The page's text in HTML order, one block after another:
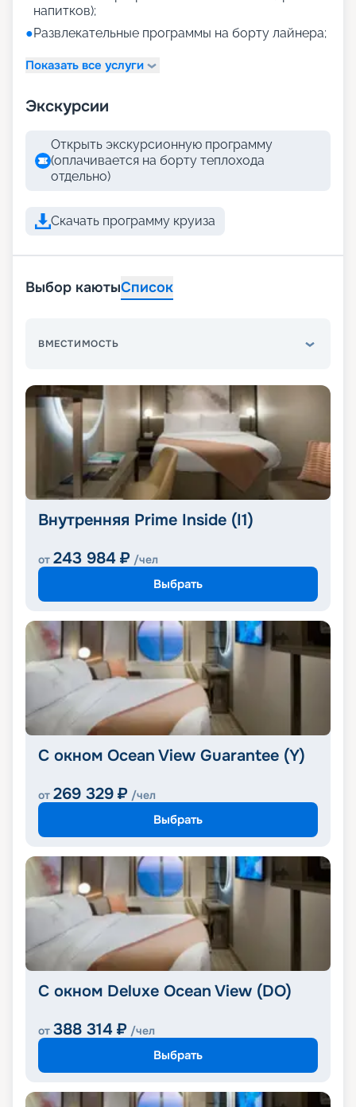
напитков);
●Развлекательные программы на борту лайнера;
Показать все услуги
Экскурсии
Открыть экскурсионную программу
(оплачивается на борту теплохода
отдельно)
Скачать программу круиза
Выбор каютыСписок
ВМЕСТИМОСТЬ
Внутренняя Prime Inside (I1)
от 243 984 ₽ /чел
Выбрать
С окном Ocean View Guarantee (Y)
от 269 329 ₽ /чел
Выбрать
С окном Deluxe Ocean View (DO)
от 388 314 ₽ /чел
Выбрать